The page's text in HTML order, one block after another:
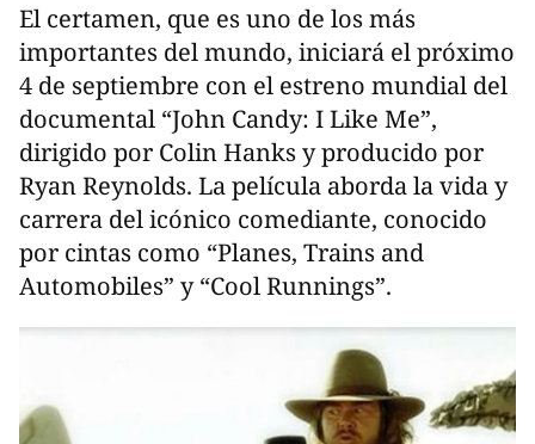
El certamen, que es uno de los más
importantes del mundo, iniciará el próximo
4 de septiembre con el estreno mundial del
documental “John Candy: I Like Me”,
dirigido por Colin Hanks y producido por
Ryan Reynolds. La película aborda la vida y
carrera del icónico comediante, conocido
por cintas como “Planes, Trains and
Automobiles” y “Cool Runnings”.